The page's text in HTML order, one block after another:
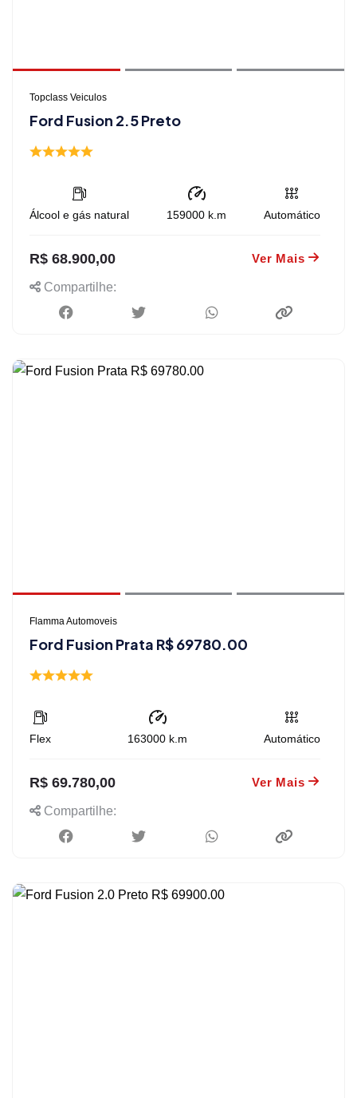
Topclass Veiculos
Ford Fusion 2.5 Preto
Álcool e gás natural 159000 k.m Automático
R$ 68.900,00 Ver Mais
Compartilhe:
Flamma Automoveis
Ford Fusion Prata R$ 69780.00
Flex 163000 k.m Automático
R$ 69.780,00 Ver Mais
Compartilhe: